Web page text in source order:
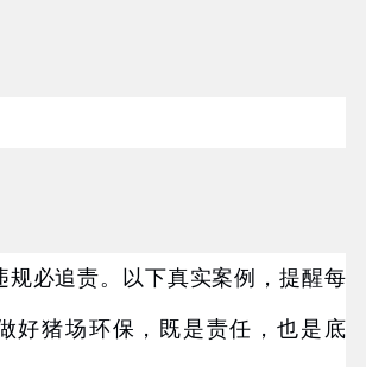
规必追责。以下真实案例，提醒每
好猪场环保，既是责任，也是底